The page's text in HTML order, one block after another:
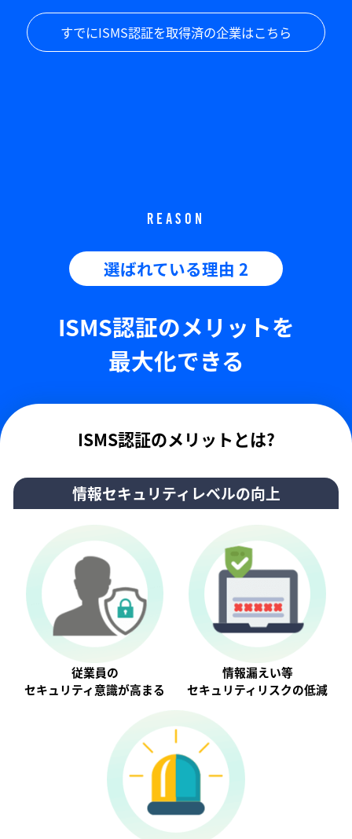
すでにISMS認証を取得済の企業はこちら
REASON
選ばれている理由 2
ISMS認証のメリットを
最大化できる
ISMS認証のメリットとは?
情報セキュリティレベルの向上
従業員の
セキュリティ意識が⾼まる
情報漏えい等
セキュリティリスクの低減